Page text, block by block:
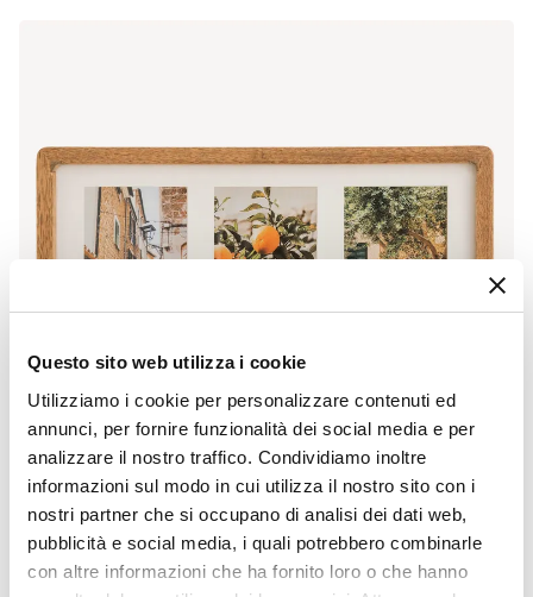
Questo sito web utilizza i cookie
Utilizziamo i cookie per personalizzare contenuti ed
annunci, per fornire funzionalità dei social media e per
analizzare il nostro traffico. Condividiamo inoltre
informazioni sul modo in cui utilizza il nostro sito con i
nostri partner che si occupano di analisi dei dati web,
pubblicità e social media, i quali potrebbero combinarle
con altre informazioni che ha fornito loro o che hanno
CODICE:DCP-188
Cornice multipla 40x21h cm reversibile in legno di